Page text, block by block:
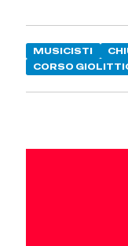
MUSICISTI
CORSO